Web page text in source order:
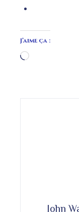
J’aime ça :
Chargement…
John